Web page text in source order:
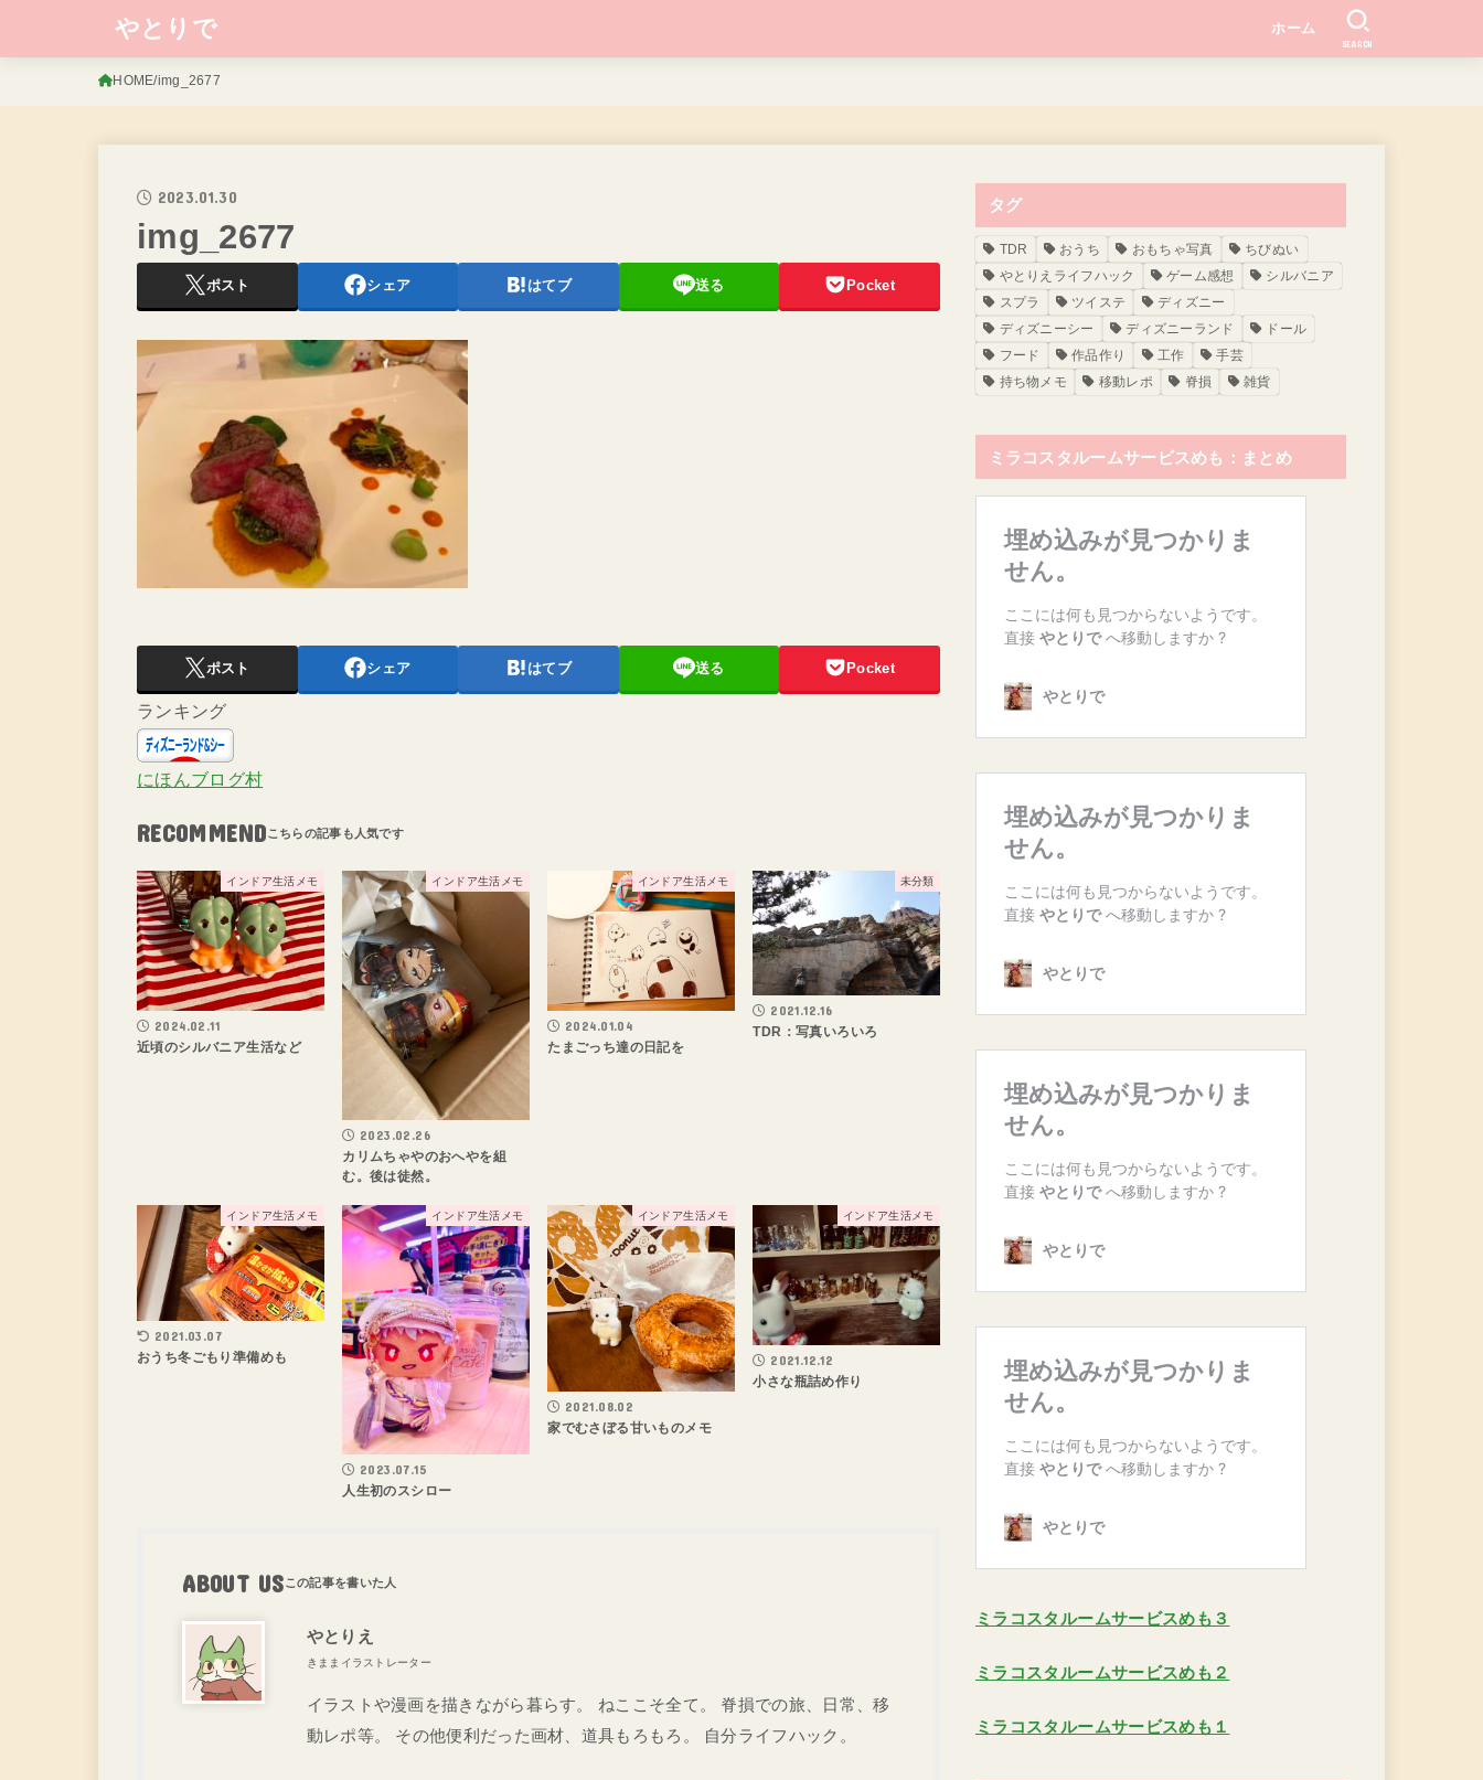
やとりで ホーム
SEARCH
HOME img_2677
2023.01.30
img_2677
ポスト シェア はてブ 送る Pocket
ポスト シェア はてブ 送る Pocket
ランキング
にほんブログ村
RECOMMEND
インドア生活メモ
2024.02.11
近頃のシルバニア生活など
インドア生活メモ
2023.02.26
カリムちゃやのおへやを組
む。後は徒然。
インドア生活メモ
2024.01.04
たまごっち達の日記を
未分類
2021.12.16
TDR：写真いろいろ
インドア生活メモ
2021.03.07
おうち冬ごもり準備めも
インドア生活メモ
2023.07.15
人生初のスシロー
インドア生活メモ
2021.08.02
家でむさぼる甘いものメモ
インドア生活メモ
2021.12.12
小さな瓶詰め作り
ABOUT US
やとりえ
きままイラストレーター
イラストや漫画を描きながら暮らす。 ねここそ全て。 脊損での旅、日常、移
動レポ等。 その他便利だった画材、道具もろもろ。 自分ライフハック。
タグ
TDR おうち おもちゃ写真
ちびぬい
やとりえライフハック
ゲーム感想
シルバニア
スプラ
ツイステ
ディズニー
ディズニーシー
ディズニーランド
ドール
フード
作品作り 工作
手芸
持ち物メモ
移動レポ 脊損 雑貨
ミラコスタルームサービスめも：まとめ
ミラコスタルームサービスめも３
ミラコスタルームサービスめも２
ミラコスタルームサービスめも１